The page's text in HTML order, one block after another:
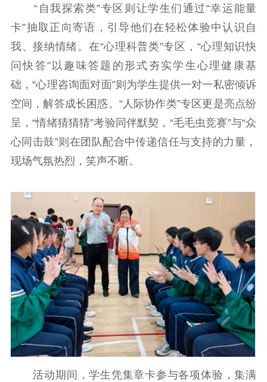
紫金人才 职称评审
数据资源
公共服务
新时代公民素养
提升资源库
新闻出版
政务服务
作品著作权
登记服务
科研创新
服务管理平台
智库服务
管理平台
文艺创作
服务管理
文化产业
数字出版
电影
服务
理论宣讲
共建共享平台
政工继续教育学
习平台
责任编辑注册
业务申报系统
“自我探索类”专区则让学生们通过“幸运能量
卡”抽取正向寄语，引导他们在轻松体验中认识自
我、接纳情绪。在“心理科普类”专区，“心理知识快
问快答”以趣味答题的形式夯实学生心理健康基
础，“心理咨询面对面”则为学生提供一对一私密倾诉
空间，解答成长困惑。“人际协作类”专区更是亮点纷
呈，“情绪猜猜猜”考验同伴默契，“毛毛虫竞赛”与“众
心同击鼓”则在团队配合中传递信任与支持的力量，
现场气氛热烈，笑声不断。
活动期间，学生凭集章卡参与各项体验，集满